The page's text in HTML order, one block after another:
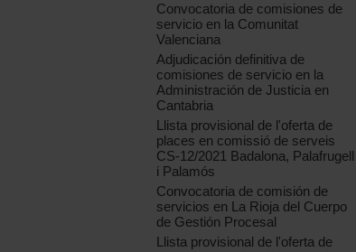
Convocatoria de comisiones de
servicio en la Comunitat
Valenciana
Adjudicación definitiva de
comisiones de servicio en la
Administración de Justicia en
Cantabria
Llista provisional de l'oferta de
places en comissió de serveis
CS-12/2021 Badalona, Palafrugell
i Palamós
Convocatoria de comisión de
servicios en La Rioja del Cuerpo
de Gestión Procesal
Llista provisional de l'oferta de